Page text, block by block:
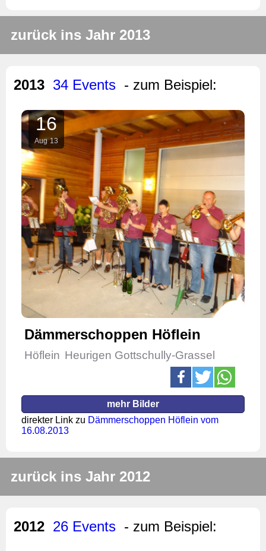
zurück ins Jahr 2013
2013 34 Events - zum Beispiel:
16
Aug 13
Dämmerschoppen Höflein
Höflein Heurigen Gottschully-Grassel
mehr Bilder
direkter Link zu Dämmerschoppen Höflein vom
16.08.2013
zurück ins Jahr 2012
2012 26 Events - zum Beispiel: